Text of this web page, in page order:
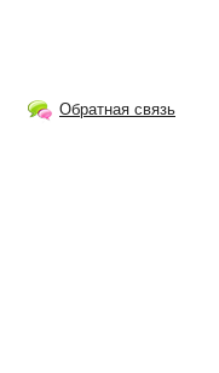
Обратная связь